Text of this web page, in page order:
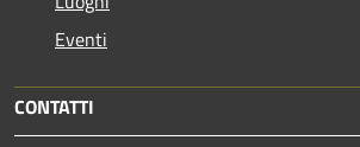
Eventi
CONTATTI